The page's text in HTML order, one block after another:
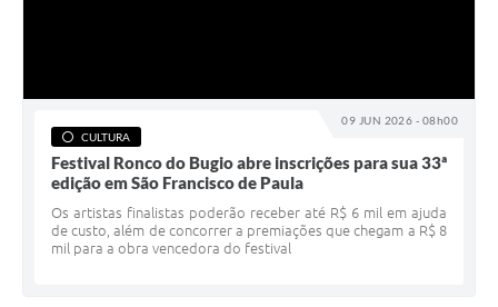
09 JUN 2026 - 08h00
CULTURA
Festival Ronco do Bugio abre inscrições para sua 33ª
edição em São Francisco de Paula
Os artistas finalistas poderão receber até R$ 6 mil em ajuda
de custo, além de concorrer a premiações que chegam a R$ 8
mil para a obra vencedora do festival